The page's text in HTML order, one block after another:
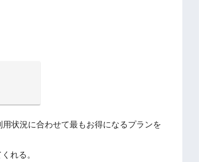
状況に合わせて最もお得になるプランを
れる。